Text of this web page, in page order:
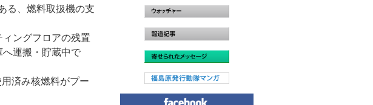
る、燃料取扱機の支
ングフロアの残置
運搬・貯蔵中で
済み核燃料がプー